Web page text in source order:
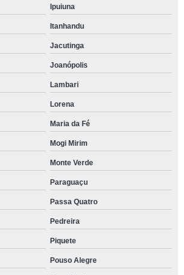
Ipuiuna
Itanhandu
Jacutinga
Joanópolis
Lambari
Lorena
Maria da Fé
Mogi Mirim
Monte Verde
Paraguaçu
Passa Quatro
Pedreira
Piquete
Pouso Alegre